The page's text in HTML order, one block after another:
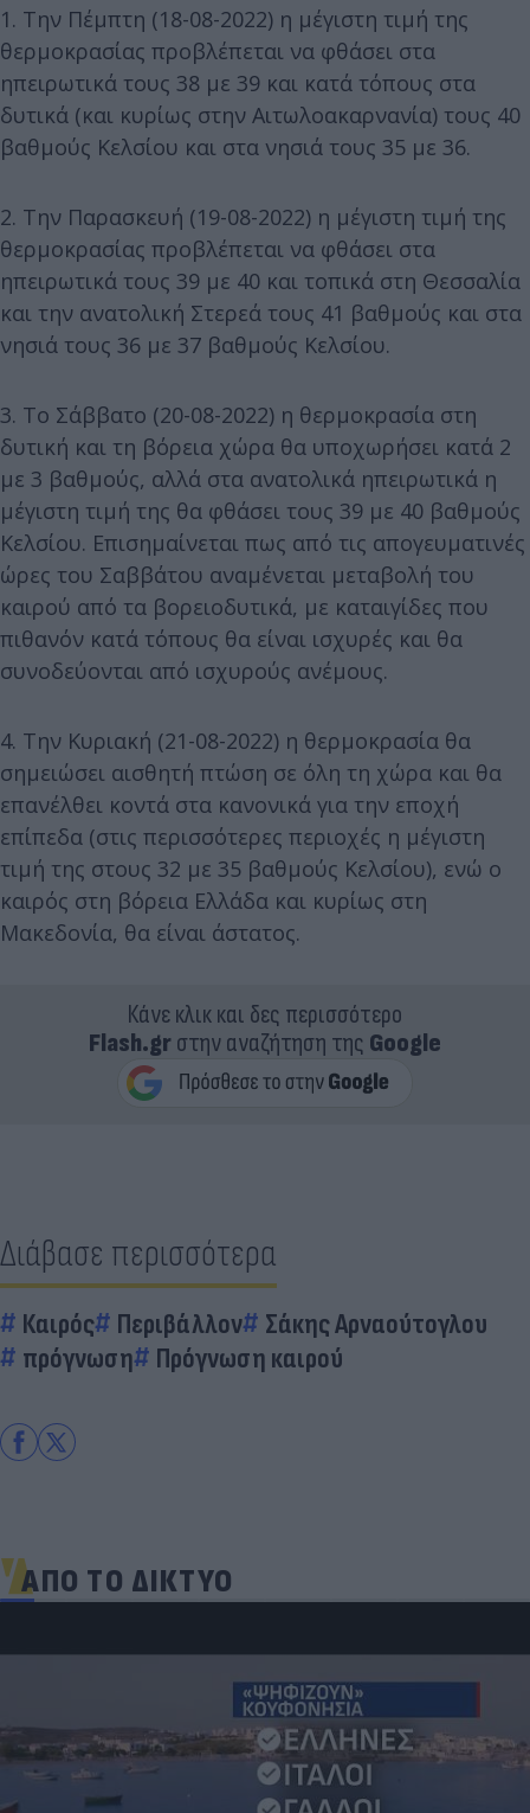
1. Την Πέμπτη (18-08-2022) η μέγιστη τιμή της
θερμοκρασίας προβλέπεται να φθάσει στα
ηπειρωτικά τους 38 με 39 και κατά τόπους στα
δυτικά (και κυρίως στην Αιτωλοακαρνανία) τους 40
βαθμούς Κελσίου και στα νησιά τους 35 με 36.
2. Την Παρασκευή (19-08-2022) η μέγιστη τιμή της
θερμοκρασίας προβλέπεται να φθάσει στα
ηπειρωτικά τους 39 με 40 και τοπικά στη Θεσσαλία
και την ανατολική Στερεά τους 41 βαθμούς και στα
νησιά τους 36 με 37 βαθμούς Κελσίου.
3. Το Σάββατο (20-08-2022) η θερμοκρασία στη
δυτική και τη βόρεια χώρα θα υποχωρήσει κατά 2
με 3 βαθμούς, αλλά στα ανατολικά ηπειρωτικά η
μέγιστη τιμή της θα φθάσει τους 39 με 40 βαθμούς
Κελσίου. Επισημαίνεται πως από τις απογευματινές
ώρες του Σαββάτου αναμένεται μεταβολή του
καιρού από τα βορειοδυτικά, με καταιγίδες που
πιθανόν κατά τόπους θα είναι ισχυρές και θα
συνοδεύονται από ισχυρούς ανέμους.
4. Την Κυριακή (21-08-2022) η θερμοκρασία θα
σημειώσει αισθητή πτώση σε όλη τη χώρα και θα
επανέλθει κοντά στα κανονικά για την εποχή
επίπεδα (στις περισσότερες περιοχές η μέγιστη
τιμή της στους 32 με 35 βαθμούς Κελσίου), ενώ ο
καιρός στη βόρεια Ελλάδα και κυρίως στη
Μακεδονία, θα είναι άστατος.
Κάνε κλικ και δες περισσότερο
Flash.grστην αναζήτηση της Google
Διάβασε περισσότερα
Καιρός Περιβάλλον
Σάκης Αρναούτογλου
πρόγνωση
Πρόγνωση καιρού
ΑΠΟ ΤΟ ΔΙΚΤΥΟ